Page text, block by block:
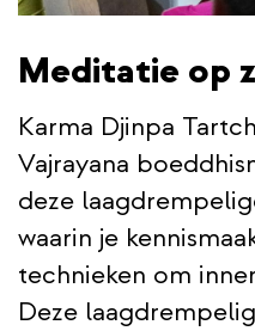
Meditatie op
Karma Djinpa
Vajrayana
deze
waarin je
technieken om
Deze